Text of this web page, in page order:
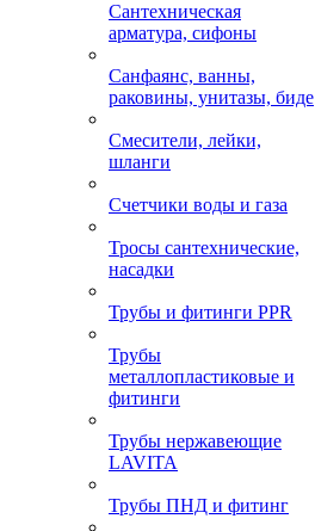
Сантехническая
арматура, сифоны
Санфаянс, ванны,
раковины, унитазы, биде
Смесители, лейки,
шланги
Счетчики воды и газа
Тросы сантехнические,
насадки
Трубы и фитинги PPR
Трубы
металлопластиковые и
фитинги
Трубы нержавеющие
LAVITA
Трубы ПНД и фитинг